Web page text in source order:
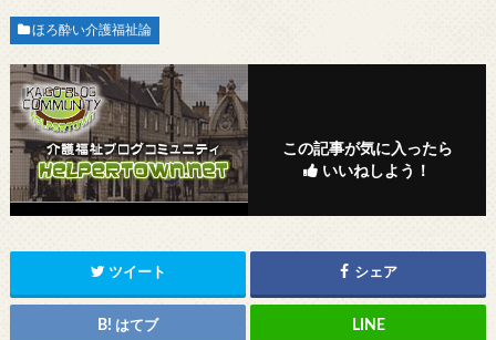
ほろ酔い介護福祉論
この記事が気に入ったら
いいねしよう！
ツイート シェア
はてブ